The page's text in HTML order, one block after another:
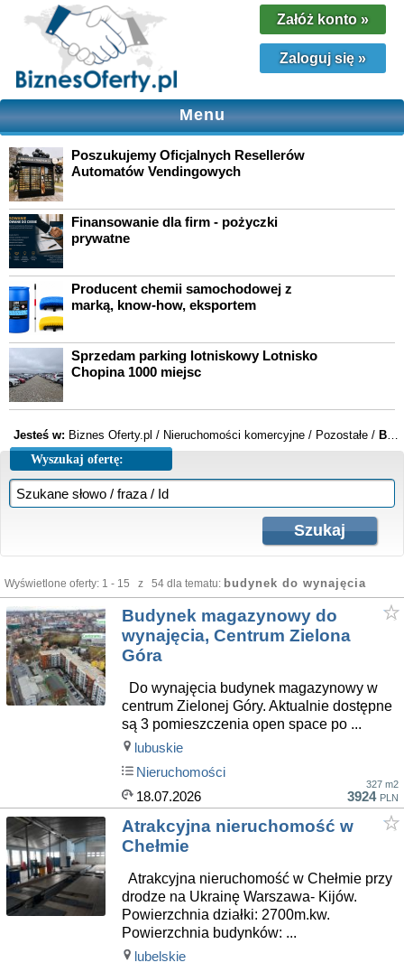
Załóż konto »
Zaloguj się»
Menu
Poszukujemy Oficjalnych Resellerów
Automatów Vendingowych
Finansowanie dla firm - pożyczki
prywatne
Producent chemii samochodowej z
marką, know-how, eksportem
Sprzedam parking lotniskowy Lotnisko
Chopina 1000 miejsc
Jesteś w: Biznes Oferty.pl / Nieruchomości komercyjne / Pozostałe / Budynek do wynajęcia
Wyszukaj ofertę:
Wyświetlone oferty: 1 - 15 z 54 dla tematu: budynek do wynajęcia
Budynek magazynowy do
wynajęcia, Centrum Zielona
Góra
Do wynajęcia budynek magazynowy w
centrum Zielonej Góry. Aktualnie dostępne
są 3 pomieszczenia open space po ...
lubuskie
Nieruchomości
18.07.2026
327 m2
3924 PLN
Atrakcyjna nieruchomość w
Chełmie
Atrakcyjna nieruchomość w Chełmie przy
drodze na Ukrainę Warszawa- Kijów.
Powierzchnia działki: 2700m.kw.
Powierzchnia budynków: ...
lubelskie